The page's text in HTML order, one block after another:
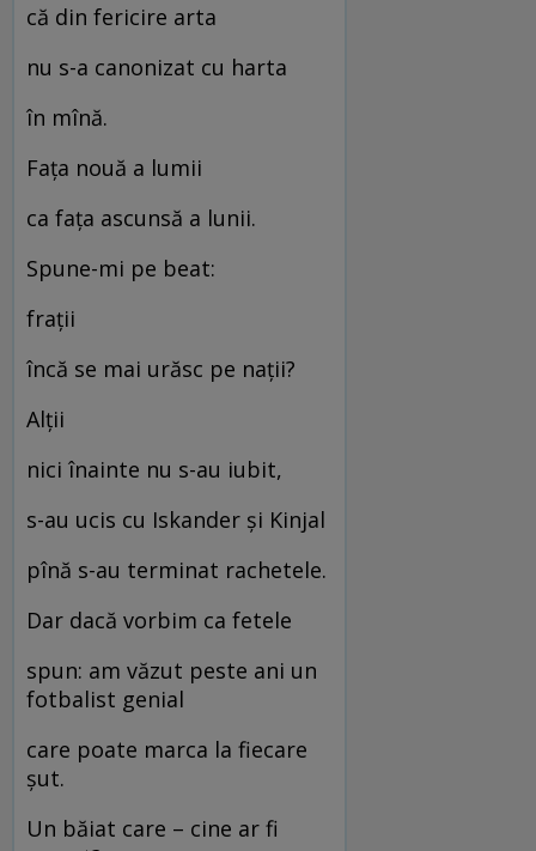
că din fericire arta
nu s-a canonizat cu harta
în mînă.
Fața nouă a lumii
ca fața ascunsă a lunii.
Spune-mi pe beat:
frații
încă se mai urăsc pe nații?
Alții
nici înainte nu s-au iubit,
s-au ucis cu Iskander și Kinjal
pînă s-au terminat rachetele.
Dar dacă vorbim ca fetele
spun: am văzut peste ani un
fotbalist genial
care poate marca la fiecare
șut.
Un băiat care – cine ar fi